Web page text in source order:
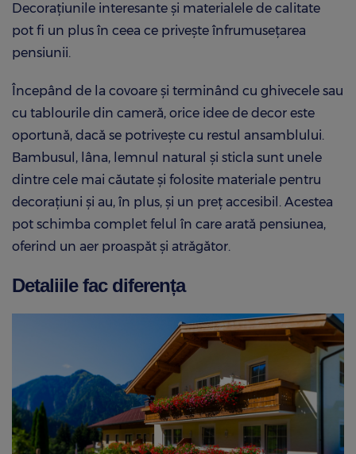
Decorațiunile interesante și materialele de calitate
pot fi un plus în ceea ce privește înfrumusețarea
pensiunii.
Începând de la covoare și terminând cu ghivecele sau
cu tablourile din cameră, orice idee de decor este
oportună, dacă se potrivește cu restul ansamblului.
Bambusul, lâna, lemnul natural și sticla sunt unele
dintre cele mai căutate și folosite materiale pentru
decorațiuni și au, în plus, și un preț accesibil. Acestea
pot schimba complet felul în care arată pensiunea,
oferind un aer proaspăt și atrăgător.
Detaliile fac diferența